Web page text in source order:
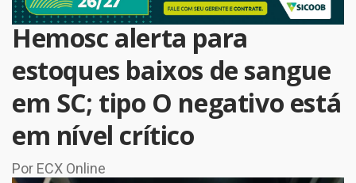
Hemosc alerta para
estoques baixos de sangue
em SC; tipo O negativo está
em nível crítico
Por ECX Online